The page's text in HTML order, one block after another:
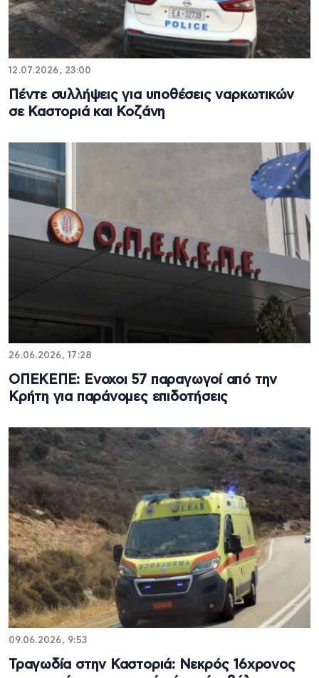
12.07.2026, 23:00
Πέντε συλλήψεις για υποθέσεις ναρκωτικών
σε Καστοριά και Κοζάνη
26.06.2026, 17:28
ΟΠΕΚΕΠΕ: Eνοχοι 57 παραγωγοί από την
Κρήτη για παράνομες επιδοτήσεις
09.06.2026, 9:53
Τραγωδία στην Καστοριά: Νεκρός 16χρονος